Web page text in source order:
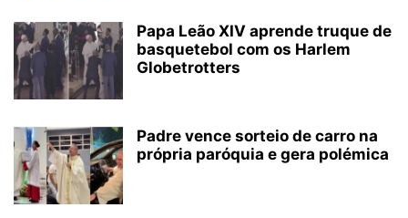
Papa Leão XIV aprende truque de
basquetebol com os Harlem
Globetrotters
Padre vence sorteio de carro na
própria paróquia e gera polémica